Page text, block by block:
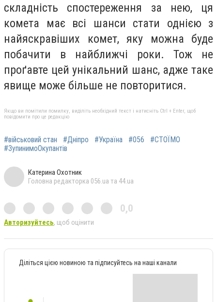
складність спостереження за нею, ця
комета має всі шанси стати однією з
найяскравіших комет, яку можна буде
побачити в найближчі роки. Тож не
проґавте цей унікальний шанс, адже таке
явище може більше не повторитися.
Якщо ви помітили помилку, виділіть необхідний текст і натисніть Ctrl + Enter, щоб
повідомити про це редакцію
#військовий стан #Дніпро #Україна #056
#СТОЇМО
#ЗупинимоОкупантів
Катерина Охотник
Головна редакторка 056.ua та 44.ua
0,0
Авторизуйтесь, щоб оцінити
Діліться цією новиною та підписуйтесь на наші канали